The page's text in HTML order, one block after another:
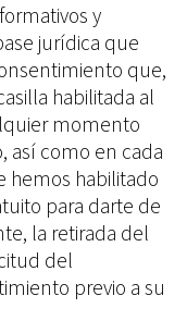
y
jurídica que
que,
habilitada al
momento
así como en cada
hemos habilitado
para darte de
la retirada del
del
previo a su